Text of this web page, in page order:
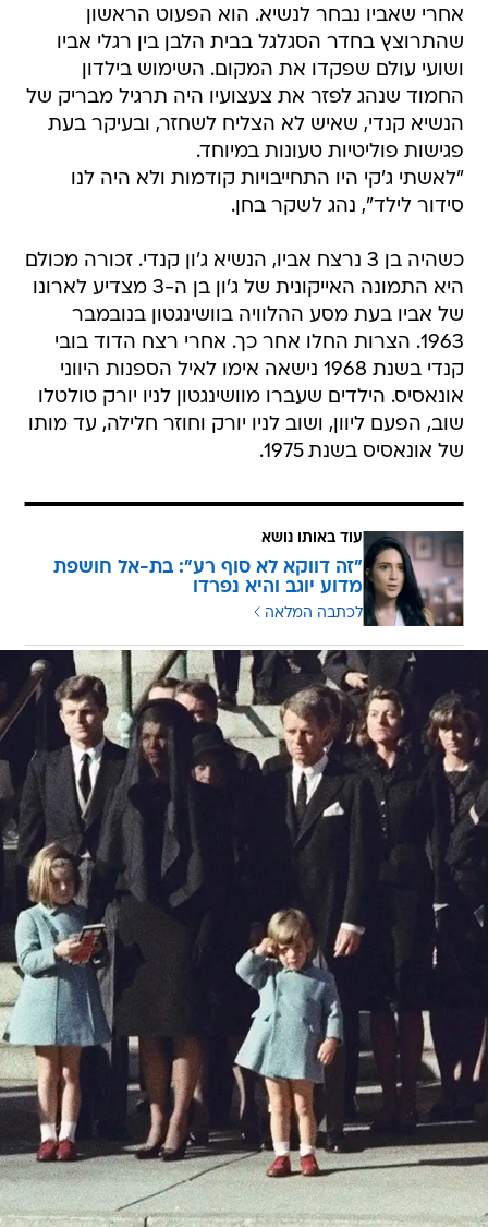
אחרי שאביו נבחר לנשיא. הוא הפעוט הראשון
שהתרוצץ בחדר הסגלגל בבית הלבן בין רגלי אביו
ושועי עולם שפקדו את המקום. השימוש בילדון
החמוד שנהג לפזר את צעצועיו היה תרגיל מבריק של
הנשיא קנדי, שאיש לא הצליח לשחזר, ובעיקר בעת
פגישות פוליטיות טעונות במיוחד.
"לאשתי ג'קי היו התחייבויות קודמות ולא היה לנו
סידור לילד", נהג לשקר בחן.
כשהיה בן 3 נרצח אביו, הנשיא ג'ון קנדי. זכורה מכולם
היא התמונה האייקונית של ג'ון בן ה-3 מצדיע לארונו
של אביו בעת מסע ההלוויה בוושינגטון בנובמבר
1963. הצרות החלו אחר כך. אחרי רצח הדוד בובי
קנדי בשנת 1968 נישאה אימו לאיל הספנות היווני
אונאסיס. הילדים שעברו מוושינגטון לניו יורק טולטלו
שוב, הפעם ליוון, ושוב לניו יורק וחוזר חלילה, עד מותו
של אונאסיס בשנת 1975.
עוד באותו נושא
"זה דווקא לא סוף רע": בת-אל חושפת
מדוע יוגב והיא נפרדו
לכתבה המלאה